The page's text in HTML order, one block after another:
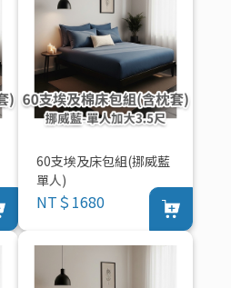
60支埃及床包組(挪威藍
單人)
NT＄1680